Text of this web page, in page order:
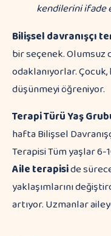
kendilerini ifade
Bilişsel davranışçı
bir seçenek.
odaklanıyorlar.
düşünmeyi öğreniyor.
Terapi TürüYaş
hafta Bilişsel
Terapisi Tüm yaşlar 6-
Aile terapiside
yaklaşımlarını
artıyor. Uzmanlar